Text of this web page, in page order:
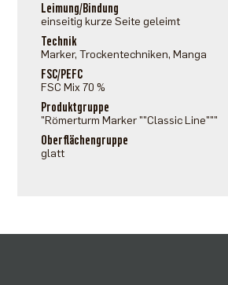
Leimung/Bindung
einseitig kurze Seite geleimt
Technik
Marker, Trockentechniken, Manga
FSC/PEFC
FSC Mix 70 %
Produktgruppe
"Römerturm Marker ""Classic Line"""
Oberflächengruppe
glatt